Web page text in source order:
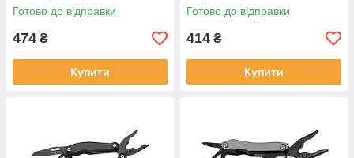
Готово до відправки
474 ₴
Купити
Готово до відправки
414 ₴
Купити